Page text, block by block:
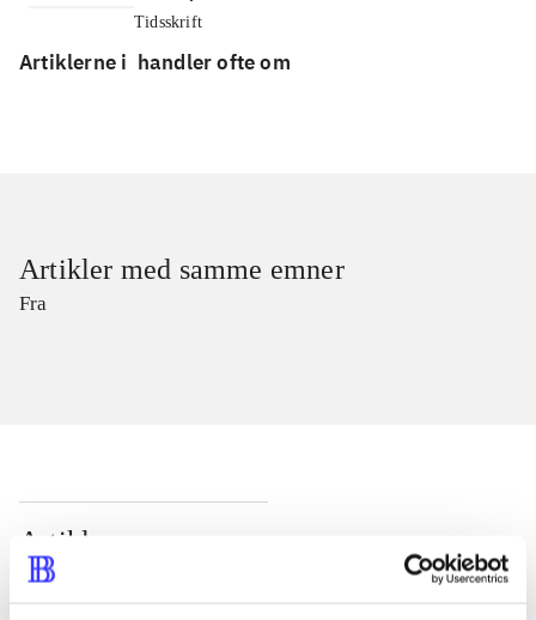
Tidsskrift
Artiklerne i handler ofte om
Artikler med samme emner
Fra
Artikler
Alle registrerede artikler fordelt på udgivelser